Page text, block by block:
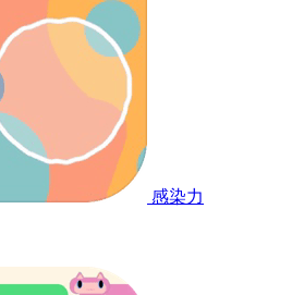
感染力